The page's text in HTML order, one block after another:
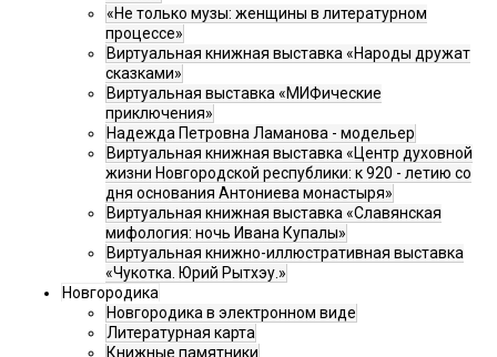
«Не только музы: женщины в литературном
процессе»
Виртуальная книжная выставка «Народы дружат
сказками»
Виртуальная выставка «МИФические
приключения»
Надежда Петровна Ламанова - модельер
Виртуальная книжная выставка «Центр духовной
жизни Новгородской республики: к 920 - летию со
дня основания Антониева монастыря»
Виртуальная книжная выставка «Славянская
мифология: ночь Ивана Купалы»
Виртуальная книжно-иллюстративная выставка
«Чукотка. Юрий Рытхэу.»
Новгородика
Новгородика в электронном виде
Литературная карта
Книжные памятники